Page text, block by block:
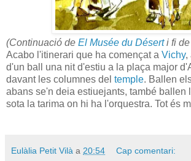
(Continuació de El Musée du Déserti fi de
Acabo l'itinerari que ha començat a Vichy,
d'un ball una nit d'estiu a la plaça major
davant les columnes del temple. Ballen
abans se'n deia estiuejants, també ballen
sota la tarima on hi ha l'orquestra. Tot és
Eulàlia Petit Vilà a 20:54 Cap comentari: